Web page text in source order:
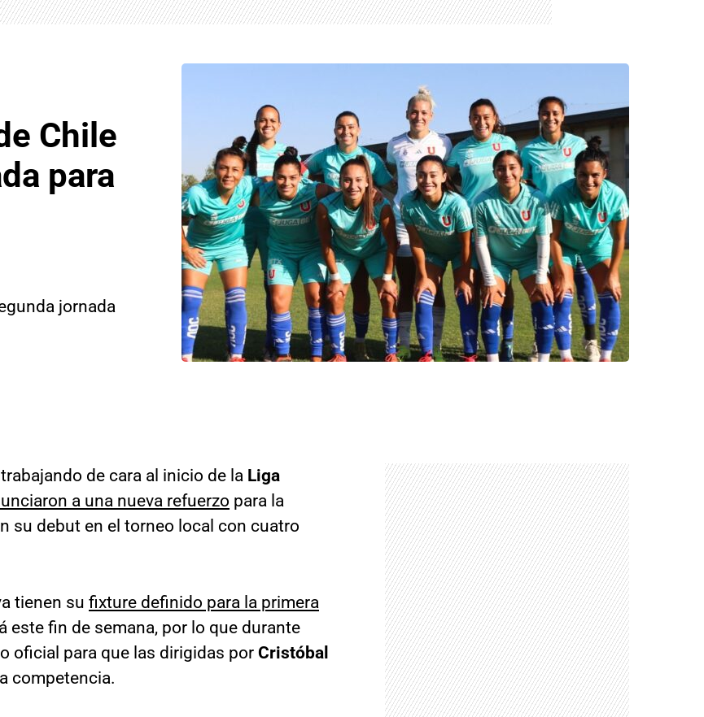
Chile
para
jornada
de cara al inicio de la Liga
a una nueva refuerzo para la
su debut en el torneo local con cuatro
tienen su fixture definido para la primera
este fin de semana, por lo que durante
oficial para que las dirigidas por Cristóbal
competencia.